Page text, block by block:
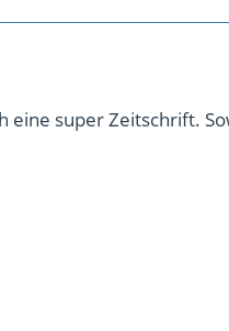
eine super Zeitschrift.